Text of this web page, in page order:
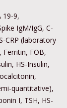
19-9,
IgM/IgG, C-
CRP (laboratory
Ferritin, FOB,
HS-Insulin,
quantitative),
I, TSH, HS-